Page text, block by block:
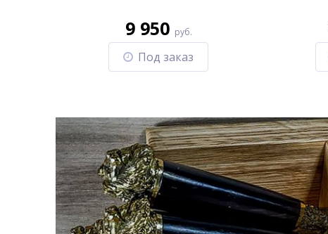
9 950 руб.
Под заказ